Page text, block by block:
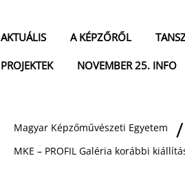
AKTUÁLIS A KÉPZŐRŐL
PROJEKTEK
NOVEMBER 25. INFO
Magyar Képzőművészeti Egyetem
MKE – PROFIL Galéria korábbi